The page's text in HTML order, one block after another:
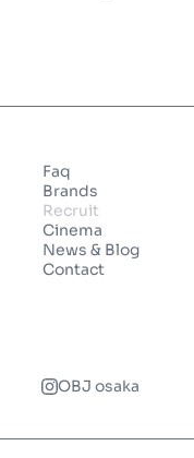
OBJ osaka
Faq
Brands
Recruit
Cinema
News & Blog
Contact